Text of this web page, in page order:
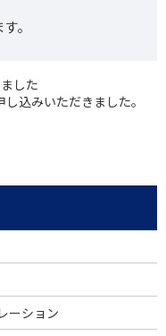
。
した
込みいただきました。
ーション